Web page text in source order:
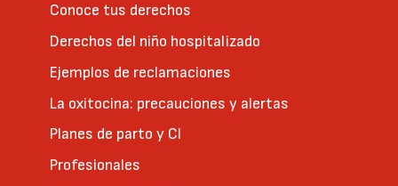
Conoce tus derechos
Derechos del niño hospitalizado
Ejemplos de reclamaciones
La oxitocina: precauciones y alertas
Planes de parto y CI
Profesionales